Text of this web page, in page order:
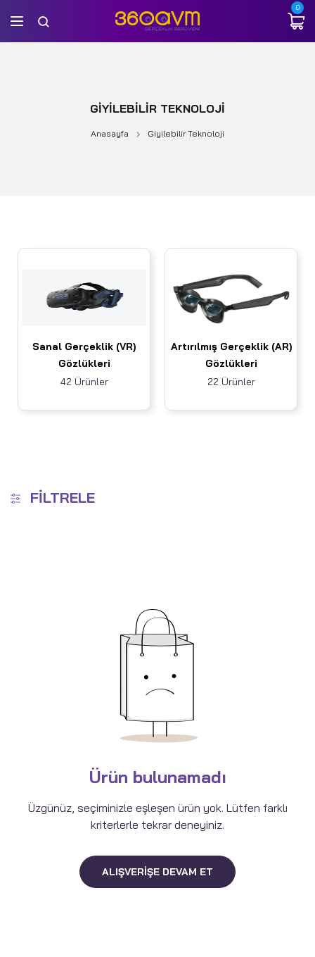
0
GIYILEBILIR TEKNOLOJI
Anasayfa Giyilebilir Teknoloji
Sanal Gerçeklik (VR)
Gözlükleri
42 Ürünler
Artırılmış Gerçeklik (AR)
Gözlükleri
22 Ürünler
FILTRELE
Ürün bulunamadı
Üzgünüz, seçiminizle eşleşen ürün yok. Lütfen farklı
kriterlerle tekrar deneyiniz.
ALIŞVERIŞE DEVAM ET